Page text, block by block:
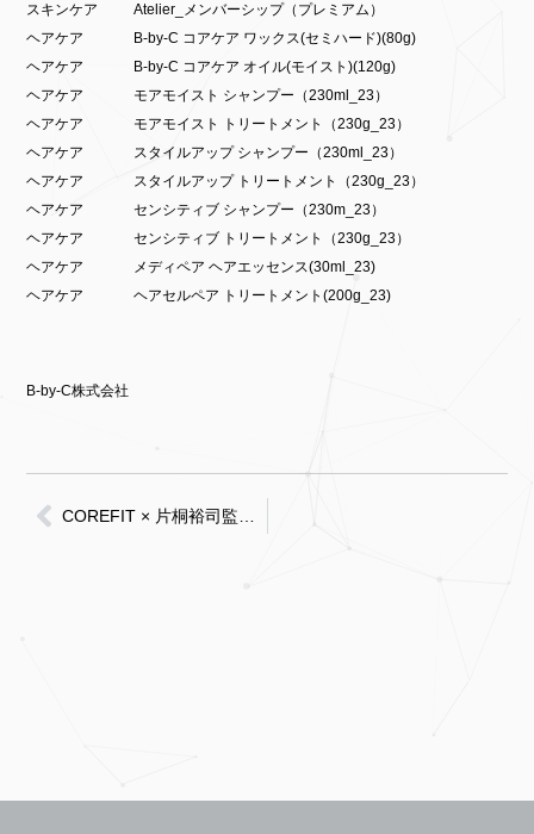
スキンケア
Atelier_メンバーシップ（プレミアム）
ヘアケア
B-by-C コアケア ワックス(セミハード)(80g)
ヘアケア
B-by-C コアケア オイル(モイスト)(120g)
ヘアケア
モアモイスト シャンプー（230ml_23）
ヘアケア
モアモイスト トリートメント（230g_23）
ヘアケア
スタイルアップ シャンプー（230ml_23）
ヘアケア
スタイルアップ トリートメント（230g_23）
ヘアケア
センシティブ シャンプー（230m_23）
ヘアケア
センシティブ トリートメント（230g_23）
ヘアケア
メディペア ヘアエッセンス(30ml_23)
ヘアケア
ヘアセルペア トリートメント(200g_23)
B-by-C株式会社